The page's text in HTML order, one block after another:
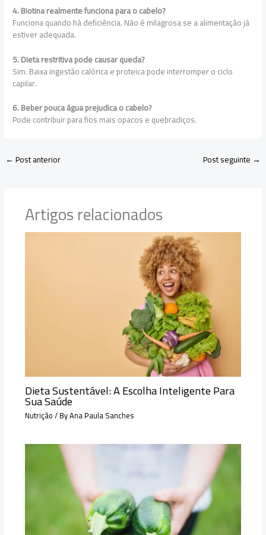
4. Biotina realmente funciona para o cabelo?
Funciona quando há deficiência. Não é milagrosa se a alimentação já
estiver adequada.
5. Dieta restritiva pode causar queda?
Sim. Baixa ingestão calórica e proteica pode interromper o ciclo
capilar.
6. Beber pouca água prejudica o cabelo?
Pode contribuir para fios mais opacos e quebradiços.
←Post anterior Post seguinte →
Artigos relacionados
Dieta Sustentável: A Escolha Inteligente Para
Sua Saúde
Nutrição/ ByAna Paula Sanches